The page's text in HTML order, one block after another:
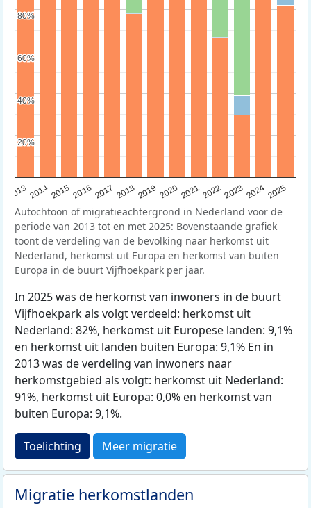
20132014201520162017 20182019 202020212022202320242025
20%
20%
40%
40%
60%
60%
80%
80%
Autochtoon of migratieachtergrond in Nederland voor de
periode van 2013 tot en met 2025: Bovenstaande grafiek
toont de verdeling van de bevolking naar herkomst uit
Nederland, herkomst uit Europa en herkomst van buiten
Europa in de buurt Vijfhoekpark per jaar.
In 2025 was de herkomst van inwoners in de buurt
Vijfhoekpark als volgt verdeeld: herkomst uit
Nederland: 82%, herkomst uit Europese landen: 9,1%
en herkomst uit landen buiten Europa: 9,1% En in
2013 was de verdeling van inwoners naar
herkomstgebied als volgt: herkomst uit Nederland:
91%, herkomst uit Europa: 0,0% en herkomst van
buiten Europa: 9,1%.
Toelichting Meer migratie
Migratie herkomstlanden